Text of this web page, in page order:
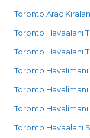
Toronto Araç
Toronto Havaalanı
Toronto Havaalanı
Toronto
Toronto
Toronto
Toronto Havaalanı